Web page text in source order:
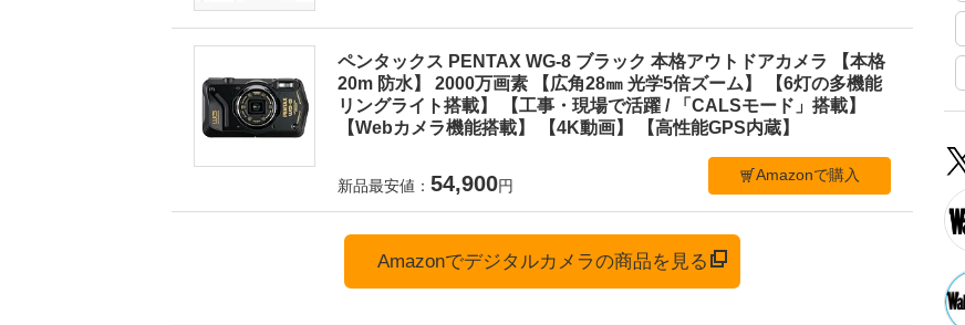
ペンタックス PENTAX WG-8 ブラック 本格アウトドアカメラ 【本格
20m 防水】 2000万画素 【広角28㎜ 光学5倍ズーム】 【6灯の多機能
リングライト搭載】 【工事・現場で活躍 / 「CALSモード」搭載】
【Webカメラ機能搭載】 【4K動画】 【高性能GPS内蔵】
新品最安値： 54,900円
Amazonで購入
Amazonでデジタルカメラの商品を見る